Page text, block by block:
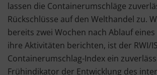
lassen die Containerumschläge
Rückschlüsse auf den Welthandel zu.
bereits zwei Wochen nach Ablauf
ihre Aktivitäten berichten, ist der RWI/
Containerumschlag-Index ein
Frühindikator der Entwicklung des